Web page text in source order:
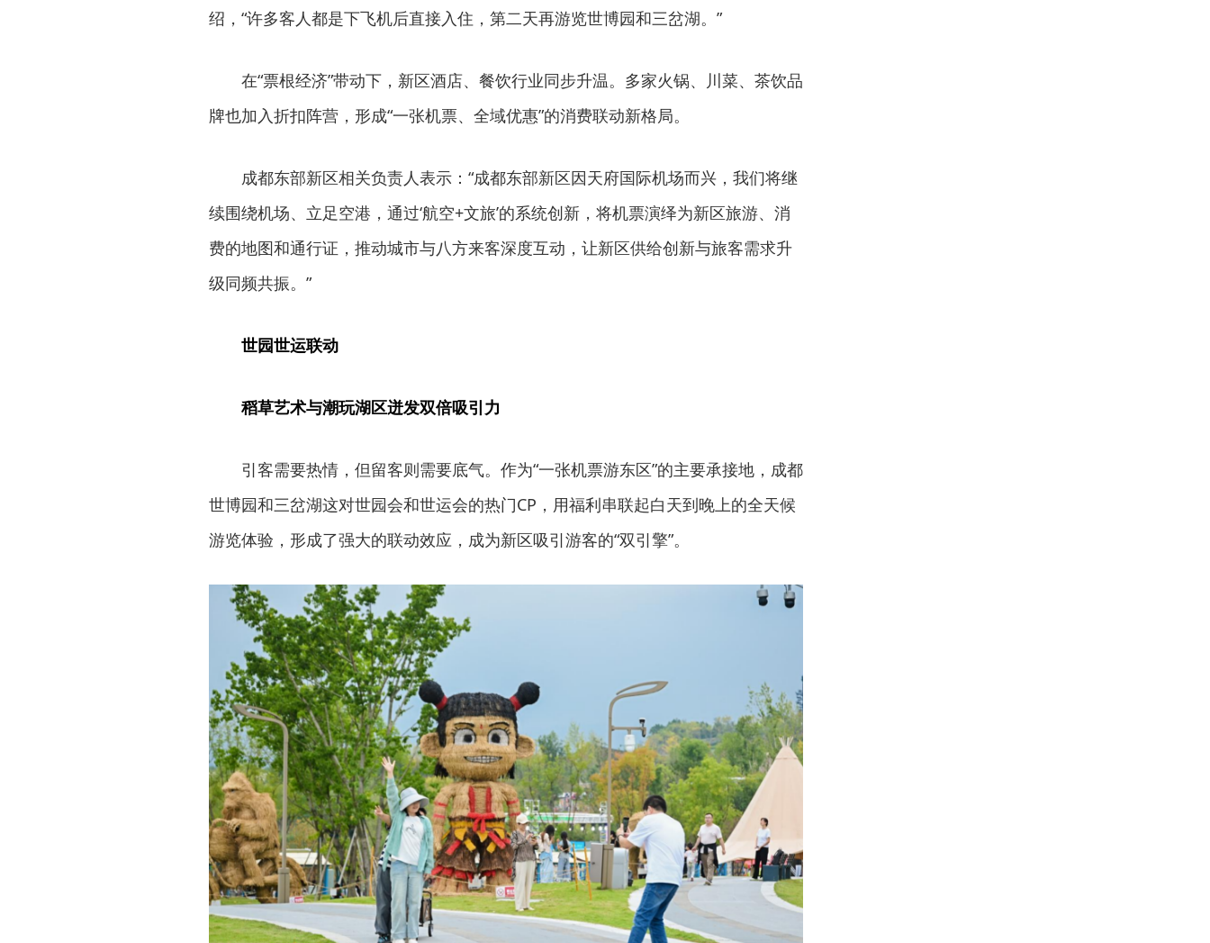
绍，“许多客人都是下飞机后直接入住，第二天再游览世博园和三岔湖。”
在“票根经济”带动下，新区酒店、餐饮行业同步升温。多家火锅、川菜、茶饮品
牌也加入折扣阵营，形成“一张机票、全域优惠”的消费联动新格局。
成都东部新区相关负责人表示：“成都东部新区因天府国际机场而兴，我们将继
续围绕机场、立足空港，通过‘航空+文旅’的系统创新，将机票演绎为新区旅游、消
费的地图和通行证，推动城市与八方来客深度互动，让新区供给创新与旅客需求升
级同频共振。”
世园世运联动
稻草艺术与潮玩湖区迸发双倍吸引力
引客需要热情，但留客则需要底气。作为“一张机票游东区”的主要承接地，成都
世博园和三岔湖这对世园会和世运会的热门CP，用福利串联起白天到晚上的全天候
游览体验，形成了强大的联动效应，成为新区吸引游客的“双引擎”。